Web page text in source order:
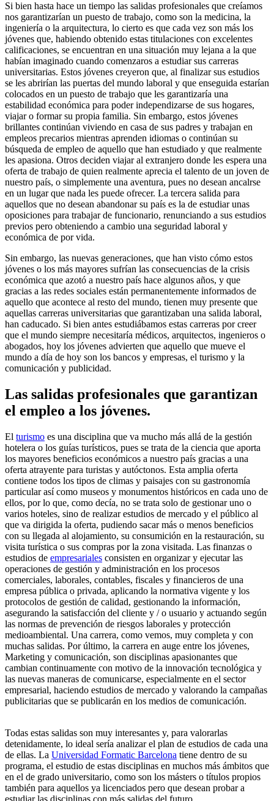
Si bien hasta hace un tiempo las salidas profesionales que creíamos
nos garantizarían un puesto de trabajo, como son la medicina, la
ingeniería o la arquitectura, lo cierto es que cada vez son más los
jóvenes que, habiendo obtenido estas titulaciones con excelentes
calificaciones, se encuentran en una situación muy lejana a la que
habían imaginado cuando comenzaros a estudiar sus carreras
universitarias. Estos jóvenes creyeron que, al finalizar sus estudios
se les abrirían las puertas del mundo laboral y que enseguida estarían
colocados en un puesto de trabajo que les garantizaría una
estabilidad económica para poder independizarse de sus hogares,
viajar o formar su propia familia. Sin embargo, estos jóvenes
brillantes continúan viviendo en casa de sus padres y trabajan en
empleos precarios mientras aprenden idiomas o continúan su
búsqueda de empleo de aquello que han estudiado y que realmente
les apasiona. Otros deciden viajar al extranjero donde les espera una
oferta de trabajo de quien realmente aprecia el talento de un joven de
nuestro país, o simplemente una aventura, pues no desean ancalrse
en un lugar que nada les puede ofrecer. La tercera salida para
aquellos que no desean abandonar su país es la de estudiar unas
oposiciones para trabajar de funcionario, renunciando a sus estudios
previos pero obteniendo a cambio una seguridad laboral y
económica de por vida.
Sin embargo, las nuevas generaciones, que han visto cómo estos
jóvenes o los más mayores sufrían las consecuencias de la crisis
económica que azotó a nuestro país hace algunos años, y que
gracias a las redes sociales están permanentemente informados de
aquello que acontece al resto del mundo, tienen muy presente que
aquellas carreras universitarias que garantizaban una salida laboral,
han caducado. Si bien antes estudiábamos estas carreras por creer
que el mundo siempre necesitaría médicos, arquitectos, ingenieros o
abogados, hoy los jóvenes advierten que aquello que mueve el
mundo a día de hoy son los bancos y empresas, el turismo y la
comunicación y publicidad.
Las salidas profesionales que garantizan
el empleo a los jóvenes.
El turismo es una disciplina que va mucho más allá de la gestión
hotelera o los guías turísticos, pues se trata de la ciencia que aporta
los mayores beneficios económicos a nuestro país gracias a una
oferta atrayente para turistas y autóctonos. Esta amplia oferta
contiene todos los tipos de climas y paisajes con su gastronomía
particular así como museos y monumentos históricos en cada uno de
ellos, por lo que, como decía, no se trata solo de gestionar uno o
varios hoteles, sino de realizar estudios de mercado y el público al
que va dirigida la oferta, pudiendo sacar más o menos beneficios
con su llegada al alojamiento, su consumición en la restauración, su
visita turística o sus compras por la zona visitada. Las finanzas o
estudios de empresariales consisten en organizar y ejecutar las
operaciones de gestión y administración en los procesos
comerciales, laborales, contables, fiscales y financieros de una
empresa pública o privada, aplicando la normativa vigente y los
protocolos de gestión de calidad, gestionando la información,
asegurando la satisfacción del cliente y / o usuario y actuando según
las normas de prevención de riesgos laborales y protección
medioambiental. Una carrera, como vemos, muy completa y con
muchas salidas. Por último, la carrera en auge entre los jóvenes,
Marketing y comunicación, son disciplinas apasionantes que
cambian continuamente con motivo de la innovación tecnológica y
las nuevas maneras de comunicarse, especialmente en el sector
empresarial, haciendo estudios de mercado y valorando la campañas
publicitarias que se publicarán en los medios de comunicación.
Todas estas salidas son muy interesantes y, para valorarlas
detenidamente, lo ideal sería analizar el plan de estudios de cada una
de ellas. La Universidad Formatic Barcelona tiene dentro de su
programa, el estudio de estas disciplinas en muchos más ámbitos que
en el de grado universitario, como son los másters o títulos propios
también para aquellos ya licenciados pero que desean probar a